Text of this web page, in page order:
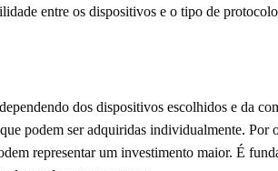
entre os dispositivos e o tipo de
dos dispositivos escolhidos e da
podem ser adquiridas individualmente. Por
representar um investimento maior. É